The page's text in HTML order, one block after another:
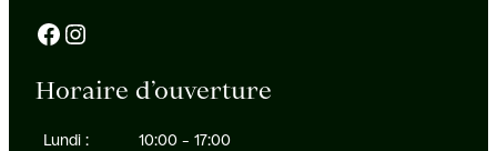
Facebook Instagram
Horaire d’ouverture
Lundi :
10:00 – 17:00